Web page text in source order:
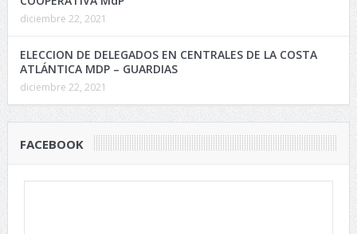
diciembre 22, 2021
ELECCION DE DELEGADOS EN CENTRALES DE LA COSTA
ATLÁNTICA MDP – GUARDIAS
diciembre 22, 2021
FACEBOOK